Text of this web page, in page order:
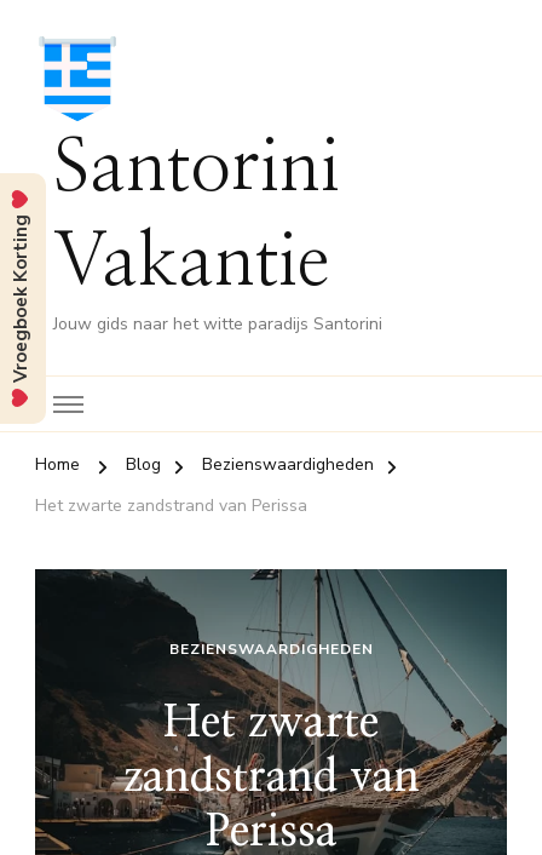
Santorini
Vakantie
Jouw gids naar het witte paradijs Santorini
Home Blog
Bezienswaardigheden
Het zwarte zandstrand van Perissa
BEZIENSWAARDIGHEDEN
Het zwarte
zandstrand van
Perissa
Vroegboek Korting